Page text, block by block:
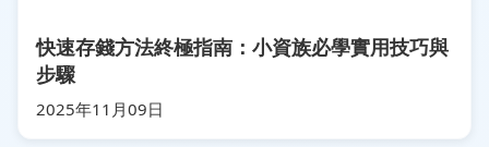
快速存錢方法終極指南：小資族必學實用技巧與
步驟
2025年11月09日